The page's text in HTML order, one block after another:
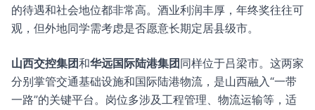
的待遇和社会地位都非常高。酒业利润丰厚，年终奖往往可
观，但外地同学需考虑是否愿意长期定居县级市。
山西交控集团和华远国际陆港集团 同样位于吕梁市。这两家
分别掌管交通基础设施和国际陆港物流，是山西融入“一带
一路”的关键平台。岗位多涉及工程管理、物流运输等，适